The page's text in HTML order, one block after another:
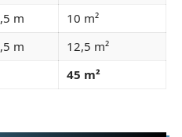
m
10 m²
m
12,5 m²
45 m²